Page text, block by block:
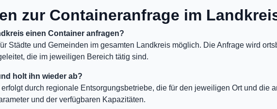
zur Containeranfrage im
einen Container anfragen?
Städte und Gemeinden im gesamten Landkreis möglich. Die Anfrage wird
die im jeweiligen Bereich tätig sind.
holt ihn wieder ab?
durch regionale Entsorgungsbetriebe, die für den jeweiligen Ort und die
und der verfügbaren Kapazitäten.